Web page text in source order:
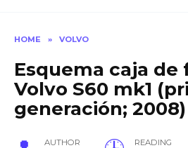
HOME » VOLVO
Esquema caja de
Volvo S60 mk1
generación; 2008)
AUTHOR READING